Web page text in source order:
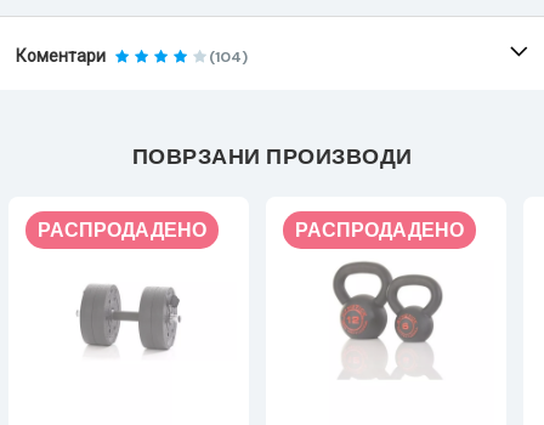
Коментари (104)
ПОВРЗАНИ ПРОИЗВОДИ
РАСПРОДАДЕНО РАСПРОДАДЕНО